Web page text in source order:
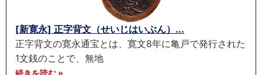
[新寛永] 正字背文（せいじはいぶん）...
正字背文の寛永通宝とは、寛文8年に亀戸で発行された
1文銭のことで、無地
続きを読む »